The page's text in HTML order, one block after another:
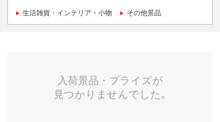
生活雑貨・インテリア・小物 その他景品